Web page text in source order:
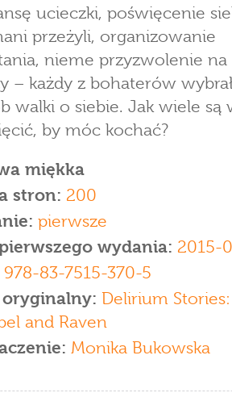
ucieczki, poświęcenie
przeżyli, organizowanie
nieme przyzwolenie
– każdy z bohaterów
walki o siebie. Jak wiele są
by móc kochać?
miękka
stron: 200
pierwsze
wydania: 2015-
978-83-7515-370-5
oryginalny: Delirium
and Raven
Monika Bukowska